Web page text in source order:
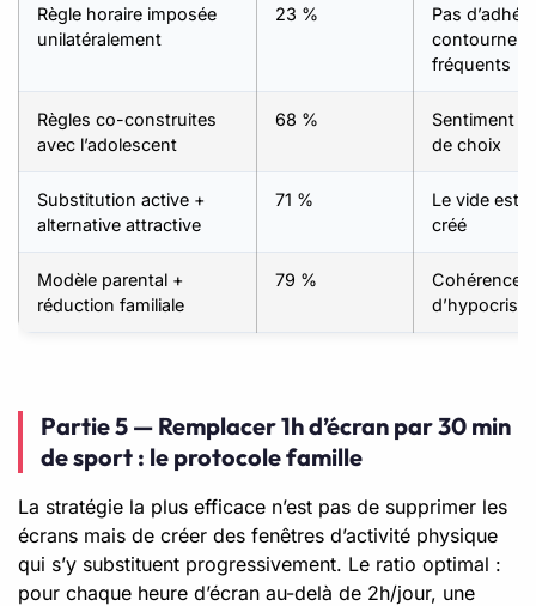
Règle horaire imposée
unilatéralement
23 %
Pas
fréquents
Règles co-construites
avec l’adolescent
68 %
Sentiment
de choix
Substitution active +
alternative attractive
71 %
Le vide est
créé
Modèle parental +
réduction familiale
79 %
Cohérence,
d’hypocrisie
Partie 5 — Remplacer 1h d’écran par 30 min
de sport : le protocole famille
La stratégie la plus efficace n’est pas de supprimer les
écrans mais de créer des fenêtres d’activité physique
qui s’y substituent progressivement. Le ratio optimal :
pour chaque heure d’écran au-delà de 2h/jour, une